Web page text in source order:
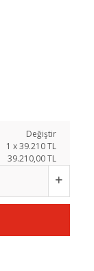
Değiştir
1 x39.210TL
39.210,00 TL